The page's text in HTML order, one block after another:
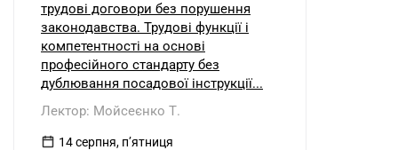
трудові договори без порушення
законодавства. Трудові функції і
компетентності на основі
професійного стандарту без
дублювання посадової інструкції...
Лектор: Мойсеєнко Т.
14 серпня, пʼятниця